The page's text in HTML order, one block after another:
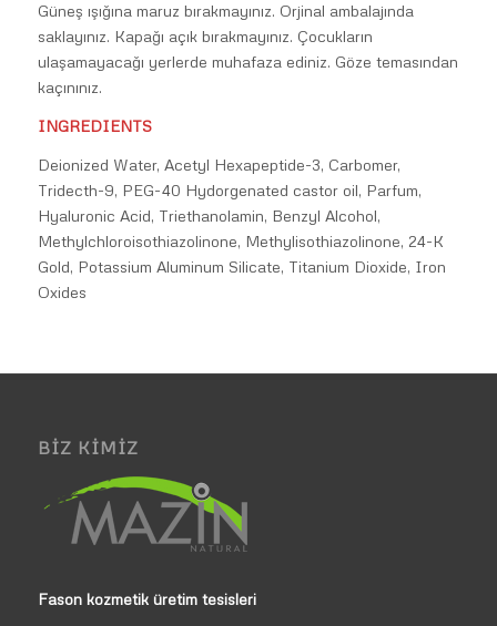
Güneş ışığına maruz bırakmayınız. Orjinal ambalajında
saklayınız. Kapağı açık bırakmayınız. Çocukların
ulaşamayacağı yerlerde muhafaza ediniz. Göze temasından
kaçınınız.
INGREDIENTS
Deionized Water, Acetyl Hexapeptide-3, Carbomer,
Tridecth-9, PEG-40 Hydorgenated castor oil, Parfum,
Hyaluronic Acid, Triethanolamin, Benzyl Alcohol,
Methylchloroisothiazolinone, Methylisothiazolinone, 24-K
Gold, Potassium Aluminum Silicate, Titanium Dioxide, Iron
Oxides
BIZ KIMIZ
Fason kozmetik üretim tesisleri